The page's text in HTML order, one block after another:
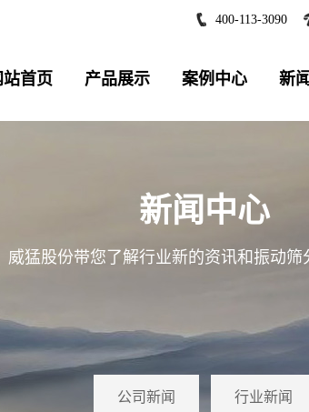
400-113-3090
站首页 产品展示 案例中心 新
新闻中心
威猛股份带您了解行业新的资讯和振动筛
公司新闻 行业新闻